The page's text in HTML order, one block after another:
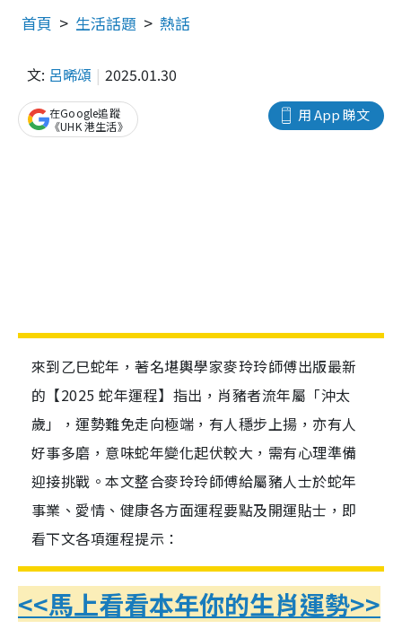
首頁 生活話題 熱話
文: 呂晞頌 2025.01.30
用 App 睇文
在Google追蹤
《UHK 港生活》
來到乙巳蛇年，著名堪輿學家麥玲玲師傅出版最新
的【2025 蛇年運程】指出，肖豬者流年屬「沖太
歲」，運勢難免走向極端，有人穩步上揚，亦有人
好事多磨，意味蛇年變化起伏較大，需有心理準備
迎接挑戰。本文整合麥玲玲師傅給屬豬人士於蛇年
事業、愛情、健康各方面運程要點及開運貼士，即
看下文各項運程提示：
<<馬上看看本年你的生肖運勢>>